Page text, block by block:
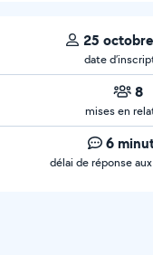
25
date
8
mises en
6
délai de réponse